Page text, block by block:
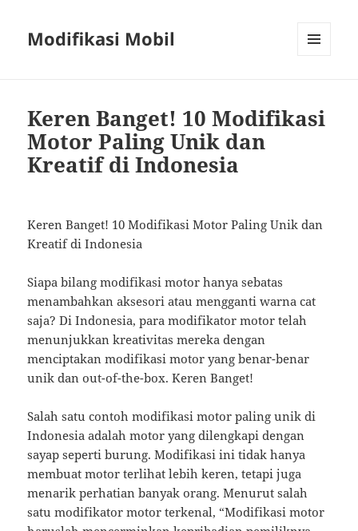
Modifikasi Mobil
Keren Banget! 10 Modifikasi
Motor Paling Unik dan
Kreatif di Indonesia
Keren Banget! 10 Modifikasi Motor Paling Unik dan
Kreatif di Indonesia
Siapa bilang modifikasi motor hanya sebatas
menambahkan aksesori atau mengganti warna cat
saja? Di Indonesia, para modifikator motor telah
menunjukkan kreativitas mereka dengan
menciptakan modifikasi motor yang benar-benar
unik dan out-of-the-box. Keren Banget!
Salah satu contoh modifikasi motor paling unik di
Indonesia adalah motor yang dilengkapi dengan
sayap seperti burung. Modifikasi ini tidak hanya
membuat motor terlihat lebih keren, tetapi juga
menarik perhatian banyak orang. Menurut salah
satu modifikator motor terkenal, “Modifikasi motor